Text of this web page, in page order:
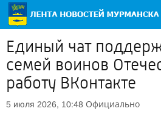
Единый чат
семей воинов
работу ВКонтакте
5 июля 2026, 10:48 Официально